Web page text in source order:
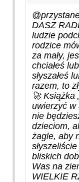
DASZ
ludzie
rodzice
za mały,
chciałeś
słyszałeś
razem, to
🚀 Książka
uwierzyć w
nie
dzieciom,
żagle, aby
bliskich
Was na
WIELKIE